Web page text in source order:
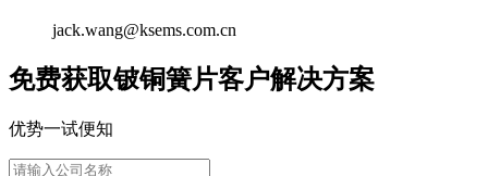
jack.wang@ksems.com.cn
免费获取铍铜簧片客户解决方案
优势一试便知